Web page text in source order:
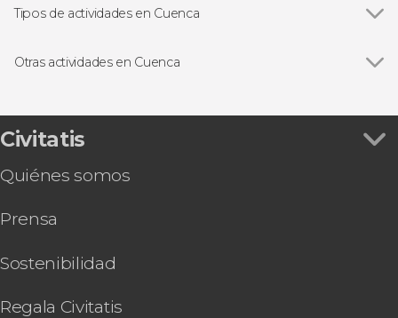
Tipos de actividades en Cuenca
Free Tour
Otras actividades en Cuenca
Tirolina de Cuenca
Tren turístico de Cuenca
Visita guiada por la Fundación Antonio Pérez
Civitatis
Quiénes somos
Prensa
Sostenibilidad
Regala Civitatis